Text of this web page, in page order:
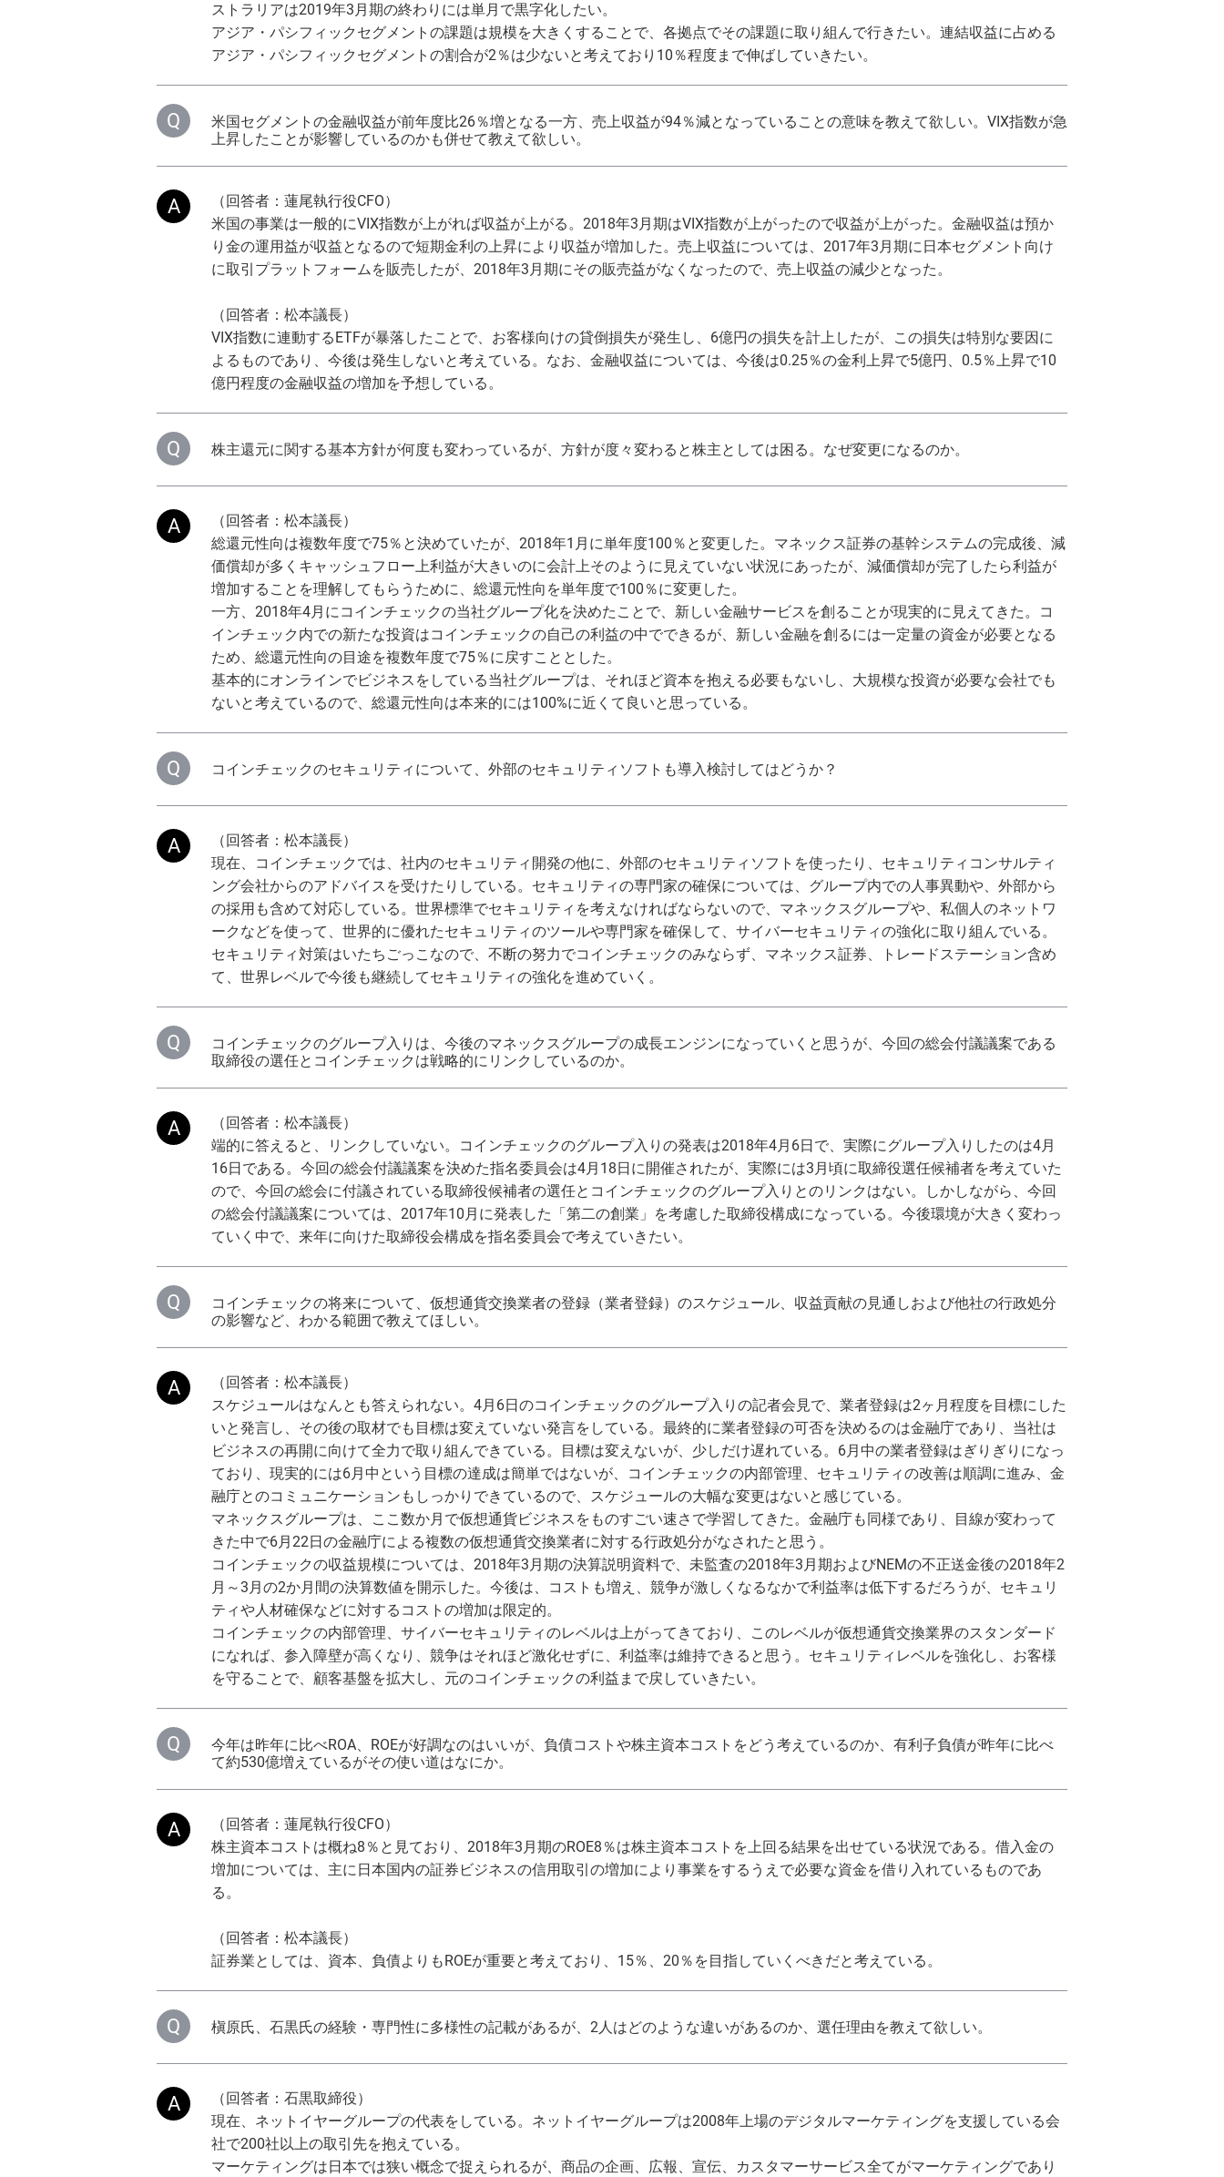
ストラリアは2019年3月期の終わりには単月で黒字化したい。
アジア・パシフィックセグメントの課題は規模を大きくすることで、各拠点でその課題に取り組んで行きたい。連結収益に占める
アジア・パシフィックセグメントの割合が2％は少ないと考えており10％程度まで伸ばしていきたい。
米国セグメントの金融収益が前年度比26％増となる一方、売上収益が94％減となっていることの意味を教えて欲しい。VIX指数が急
上昇したことが影響しているのかも併せて教えて欲しい。
（回答者：蓮尾執行役CFO）
米国の事業は一般的にVIX指数が上がれば収益が上がる。2018年3月期はVIX指数が上がったので収益が上がった。金融収益は預か
り金の運用益が収益となるので短期金利の上昇により収益が増加した。売上収益については、2017年3月期に日本セグメント向け
に取引プラットフォームを販売したが、2018年3月期にその販売益がなくなったので、売上収益の減少となった。
（回答者：松本議長）
VIX指数に連動するETFが暴落したことで、お客様向けの貸倒損失が発生し、6億円の損失を計上したが、この損失は特別な要因に
よるものであり、今後は発生しないと考えている。なお、金融収益については、今後は0.25％の金利上昇で5億円、0.5％上昇で10
億円程度の金融収益の増加を予想している。
株主還元に関する基本方針が何度も変わっているが、方針が度々変わると株主としては困る。なぜ変更になるのか。
（回答者：松本議長）
総還元性向は複数年度で75％と決めていたが、2018年1月に単年度100％と変更した。マネックス証券の基幹システムの完成後、減
価償却が多くキャッシュフロー上利益が大きいのに会計上そのように見えていない状況にあったが、減価償却が完了したら利益が
増加することを理解してもらうために、総還元性向を単年度で100％に変更した。
一方、2018年4月にコインチェックの当社グループ化を決めたことで、新しい金融サービスを創ることが現実的に見えてきた。コ
インチェック内での新たな投資はコインチェックの自己の利益の中でできるが、新しい金融を創るには一定量の資金が必要となる
ため、総還元性向の目途を複数年度で75％に戻すこととした。
基本的にオンラインでビジネスをしている当社グループは、それほど資本を抱える必要もないし、大規模な投資が必要な会社でも
ないと考えているので、総還元性向は本来的には100%に近くて良いと思っている。
コインチェックのセキュリティについて、外部のセキュリティソフトも導入検討してはどうか？
（回答者：松本議長）
現在、コインチェックでは、社内のセキュリティ開発の他に、外部のセキュリティソフトを使ったり、セキュリティコンサルティ
ング会社からのアドバイスを受けたりしている。セキュリティの専門家の確保については、グループ内での人事異動や、外部から
の採用も含めて対応している。世界標準でセキュリティを考えなければならないので、マネックスグループや、私個人のネットワ
ークなどを使って、世界的に優れたセキュリティのツールや専門家を確保して、サイバーセキュリティの強化に取り組んでいる。
セキュリティ対策はいたちごっこなので、不断の努力でコインチェックのみならず、マネックス証券、トレードステーション含め
て、世界レベルで今後も継続してセキュリティの強化を進めていく。
コインチェックのグループ入りは、今後のマネックスグループの成長エンジンになっていくと思うが、今回の総会付議議案である
取締役の選任とコインチェックは戦略的にリンクしているのか。
（回答者：松本議長）
端的に答えると、リンクしていない。コインチェックのグループ入りの発表は2018年4月6日で、実際にグループ入りしたのは4月
16日である。今回の総会付議議案を決めた指名委員会は4月18日に開催されたが、実際には3月頃に取締役選任候補者を考えていた
ので、今回の総会に付議されている取締役候補者の選任とコインチェックのグループ入りとのリンクはない。しかしながら、今回
の総会付議議案については、2017年10月に発表した「第二の創業」を考慮した取締役構成になっている。今後環境が大きく変わっ
ていく中で、来年に向けた取締役会構成を指名委員会で考えていきたい。
コインチェックの将来について、仮想通貨交換業者の登録（業者登録）のスケジュール、収益貢献の見通しおよび他社の行政処分
の影響など、わかる範囲で教えてほしい。
（回答者：松本議長）
スケジュールはなんとも答えられない。4月6日のコインチェックのグループ入りの記者会見で、業者登録は2ヶ月程度を目標にした
いと発言し、その後の取材でも目標は変えていない発言をしている。最終的に業者登録の可否を決めるのは金融庁であり、当社は
ビジネスの再開に向けて全力で取り組んできている。目標は変えないが、少しだけ遅れている。6月中の業者登録はぎりぎりになっ
ており、現実的には6月中という目標の達成は簡単ではないが、コインチェックの内部管理、セキュリティの改善は順調に進み、金
融庁とのコミュニケーションもしっかりできているので、スケジュールの大幅な変更はないと感じている。
マネックスグループは、ここ数か月で仮想通貨ビジネスをものすごい速さで学習してきた。金融庁も同様であり、目線が変わって
きた中で6月22日の金融庁による複数の仮想通貨交換業者に対する行政処分がなされたと思う。
コインチェックの収益規模については、2018年3月期の決算説明資料で、未監査の2018年3月期およびNEMの不正送金後の2018年2
月～3月の2か月間の決算数値を開示した。今後は、コストも増え、競争が激しくなるなかで利益率は低下するだろうが、セキュリ
ティや人材確保などに対するコストの増加は限定的。
コインチェックの内部管理、サイバーセキュリティのレベルは上がってきており、このレベルが仮想通貨交換業界のスタンダード
になれば、参入障壁が高くなり、競争はそれほど激化せずに、利益率は維持できると思う。セキュリティレベルを強化し、お客様
を守ることで、顧客基盤を拡大し、元のコインチェックの利益まで戻していきたい。
今年は昨年に比べROA、ROEが好調なのはいいが、負債コストや株主資本コストをどう考えているのか、有利子負債が昨年に比べ
て約530億増えているがその使い道はなにか。
（回答者：蓮尾執行役CFO）
株主資本コストは概ね8％と見ており、2018年3月期のROE8％は株主資本コストを上回る結果を出せている状況である。借入金の
増加については、主に日本国内の証券ビジネスの信用取引の増加により事業をするうえで必要な資金を借り入れているものであ
る。
（回答者：松本議長）
証券業としては、資本、負債よりもROEが重要と考えており、15％、20％を目指していくべきだと考えている。
槇原氏、石黒氏の経験・専門性に多様性の記載があるが、2人はどのような違いがあるのか、選任理由を教えて欲しい。
（回答者：石黒取締役）
現在、ネットイヤーグループの代表をしている。ネットイヤーグループは2008年上場のデジタルマーケティングを支援している会
社で200社以上の取引先を抱えている。
マーケティングは日本では狭い概念で捉えられるが、商品の企画、広報、宣伝、カスタマーサービス全てがマーケティングであり